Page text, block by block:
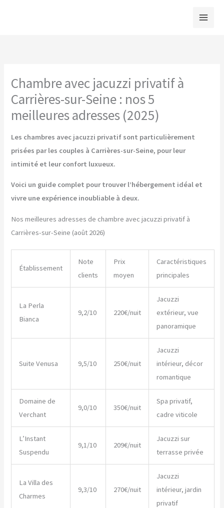
Chambre avec jacuzzi privatif à
Carrières-sur-Seine : nos 5
meilleures adresses (2025)
Les chambres avec jacuzzi privatif sont particulièrement
prisées par les couples à Carrières-sur-Seine, pour leur
intimité et leur confort luxueux.
Voici un guide complet pour trouver l’hébergement idéal et
vivre une expérience inoubliable à deux.
Nos meilleures adresses de chambre avec jacuzzi privatif à
Carrières-sur-Seine (août 2026)
Établissement
Note
clients
Prix
moyen
Caractéristiques
principales
La Perla
Bianca
9,2/10 220€/nuit
Jacuzzi
extérieur, vue
panoramique
Suite Venusa 9,5/10 250€/nuit
Jacuzzi
intérieur, décor
romantique
Domaine de
Verchant
9,0/10 350€/nuit
Spa privatif,
cadre viticole
L’Instant
Suspendu
9,1/10 209€/nuit
Jacuzzi sur
terrasse privée
La Villa des
Charmes
9,3/10 270€/nuit
Jacuzzi
intérieur, jardin
privatif